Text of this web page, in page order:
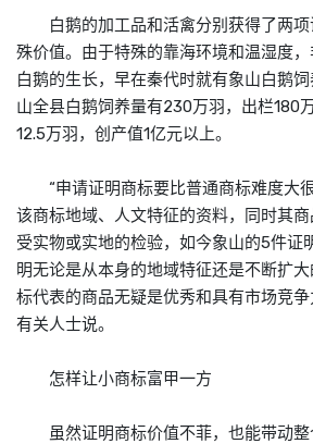
白鹅的加工品和活禽分别获得了两项
殊价值。由于特殊的靠海环境和温湿度
白鹅的生长，早在秦代时就有象山白鹅
山全县白鹅饲养量有230万羽，出栏180
12.5万羽，创产值1亿元以上。
“申请证明商标要比普通商标难度大
该商标地域、人文特征的资料，同时其
受实物或实地的检验，如今象山的5件证
明无论是从本身的地域特征还是不断扩
标代表的商品无疑是优秀和具有市场竞
有关人士说。
怎样让小商标富甲一方
虽然证明商标价值不菲，也能带动整